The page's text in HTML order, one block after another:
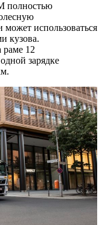
полностью
использоваться
кузова.
раме 12
зарядке